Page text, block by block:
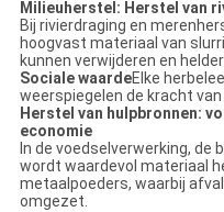
Milieuherstel: Herstel van
Bij rivierdraging en
hoogvast materiaal van
kunnen verwijderen en
Sociale waardeElke
weerspiegelen de kracht
Herstel van hulpbronnen:
economie
In de voedselverwerking, de
wordt waardevol materiaal
metaalpoeders, waarbij
omgezet.